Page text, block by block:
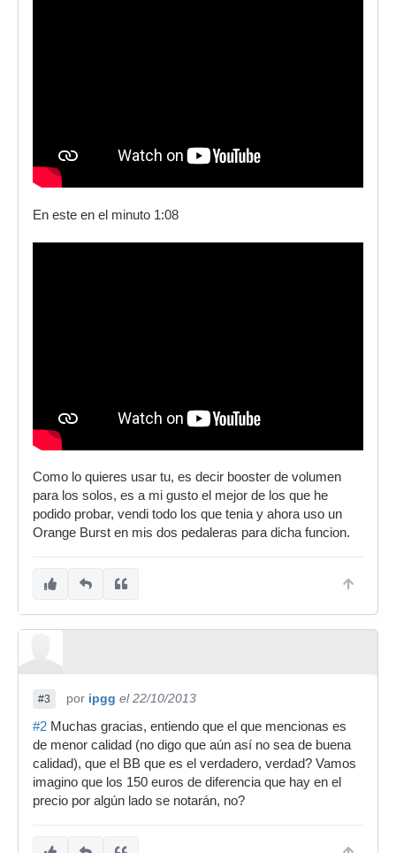
En este en el minuto 1:08
Como lo quieres usar tu, es decir booster de volumen
para los solos, es a mi gusto el mejor de los que he
podido probar, vendi todo los que tenia y ahora uso un
Orange Burst en mis dos pedaleras para dicha funcion.
#3 por ipgg el 22/10/2013
#2 Muchas gracias, entiendo que el que mencionas es
de menor calidad (no digo que aún así no sea de buena
calidad), que el BB que es el verdadero, verdad? Vamos
imagino que los 150 euros de diferencia que hay en el
precio por algún lado se notarán, no?